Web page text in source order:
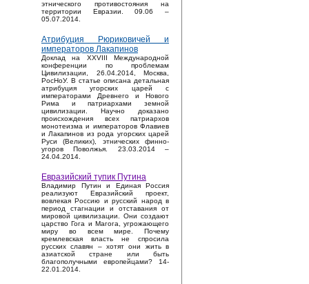
этнического противостояния на
территории Евразии. 09.06 –
05.07.2014.
Атрибуция Рюриковичей и
императоров Лакапинов
Доклад на XXVIII Международной
конференции по проблемам
Цивилизации, 26.04.2014, Москва,
РосНоУ. В статье описана детальная
атрибуция угорских царей с
императорами Древнего и Нового
Рима и патриархами земной
цивилизации. Научно доказано
происхождения всех патриархов
монотеизма и императоров Флавиев
и Лакапинов из рода угорских царей
Руси (Великих), этнических финно-
угоров Поволжья. 23.03.2014 –
24.04.2014.
Евразийский тупик Путина
Владимир Путин и Единая Россия
реализуют Евразийский проект,
вовлекая Россию и русский народ в
период стагнации и отставания от
мировой цивилизации. Они создают
царство Гога и Магога, угрожающего
миру во всем мире. Почему
кремлевская власть не спросила
русских славян – хотят они жить в
азиатской стране или быть
благополучными европейцами? 14-
22.01.2014.